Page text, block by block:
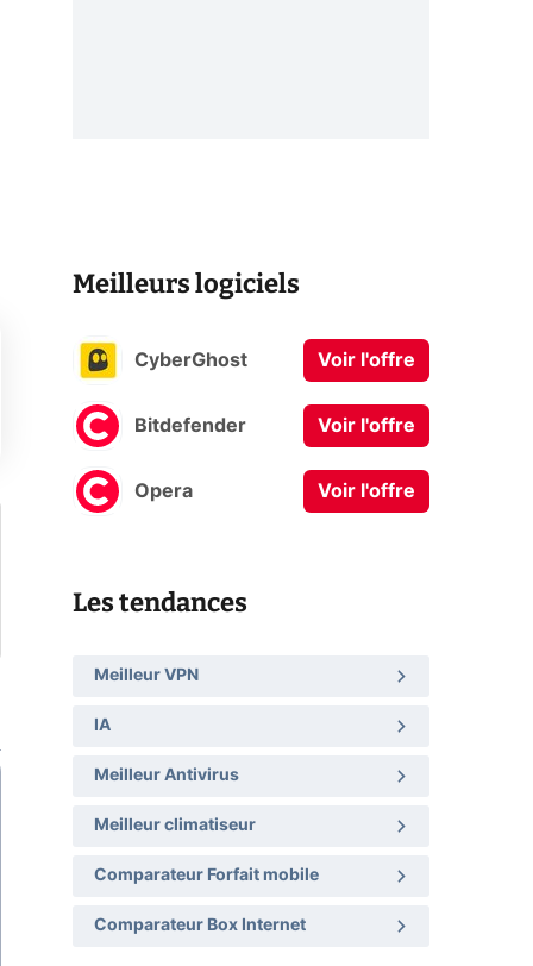
Meilleurs logiciels
CyberGhost Voir l'offre
Bitdefender Voir l'offre
Opera Voir l'offre
Les tendances
Meilleur VPN
IA
Meilleur Antivirus
Meilleur climatiseur
Comparateur Forfait mobile
Comparateur Box Internet